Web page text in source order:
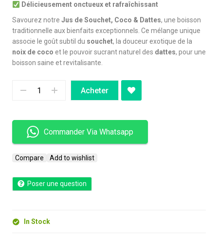
Délicieusement onctueux et rafraîchissant
Savourez notre Jus de Souchet, Coco & Dattes, une boisson
traditionnelle aux bienfaits exceptionnels. Ce mélange unique
associe le goût subtil du souchet, la douceur exotique de la
noix de coco et le pouvoir sucrant naturel des dattes, pour une
boisson saine et revitalisante.
Acheter
Commander Via Whatsapp
Compare Add to wishlist
Poser une question
In Stock